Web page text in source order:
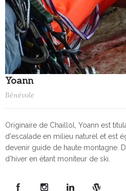
Yoann
Bénévole
Originaire de Chaillol, Yoann est
d'escalade en milieu naturel et est
devenir guide de haute montagne.
d'hiver en étant moniteur de ski.